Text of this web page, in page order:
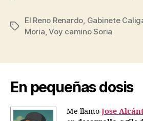
Etiquetas
El Reno Renardo, Gabinete
Moria,Voy camino Soria
En pequeñas dosis
Me llamo Jose